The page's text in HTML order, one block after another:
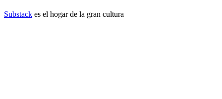
Substack es el hogar de la gran cultura